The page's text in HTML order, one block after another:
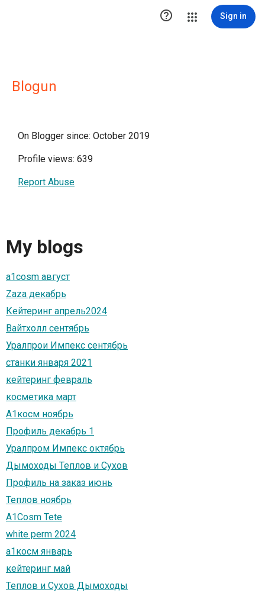
 Sign in
Blogun
On Blogger since: October 2019
Profile views: 639
Report Abuse
My blogs
a1cosm август
Zaza декабрь
Кейтеринг апрель2024
Вайтхолл сентябрь
Уралпрои Импекс сентябрь
станки января 2021
кейтеринг февраль
косметика март
А1косм ноябрь
Профиль декабрь 1
Уралпром Импекс октябрь
Дымоходы Теплов и Сухов
Профиль на заказ июнь
Теплов ноябрь
A1Cosm Tete
white perm 2024
а1косм январь
кейтеринг май
Теплов и Сухов Дымоходы